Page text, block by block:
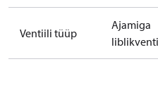
Ventiili tüüp
Ajamiga